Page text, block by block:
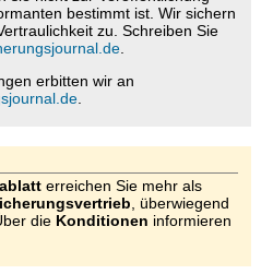
bestimmt ist. Wir sichern
zu. Schreiben Sie
erbitten wir an
erreichen Sie mehr als
, überwiegend
die Konditionen informieren